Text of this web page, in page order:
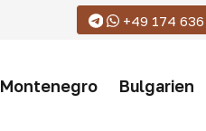
+49 174
Montenegro Bulgarien